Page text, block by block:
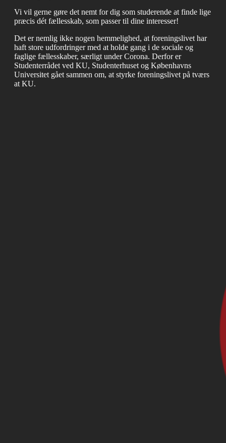
Vi vil gerne gøre det nemt for dig som studerende at finde lige
præcis dét fællesskab, som passer til dine interesser!
Det er nemlig ikke nogen hemmelighed, at foreningslivet har
haft store udfordringer med at holde gang i de sociale og
faglige fællesskaber, særligt under Corona. Derfor er
Studenterrådet ved KU, Studenterhuset og Københavns
Universitet gået sammen om, at styrke foreningslivet på tværs
at KU.